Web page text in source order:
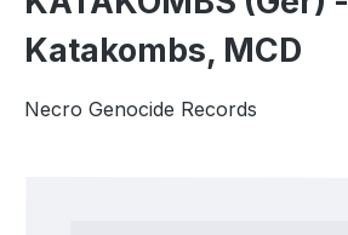
Katakombs, MCD
Necro Genocide Records